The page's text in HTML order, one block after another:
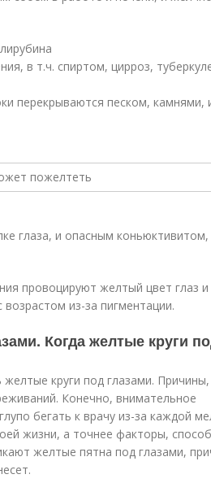
в т.ч. спиртом, цирроз,
перекрываются песком, камнями,
глаза, и опасным коньюктивитом,
провоцируют желтый цвет глаз
из-за пигментации.
Когда желтые круги
круги под глазами. Причины,
Конечно, внимательное
бегать к врачу из-за каждой
жизни, а точнее факторы,
желтые пятна под глазами,